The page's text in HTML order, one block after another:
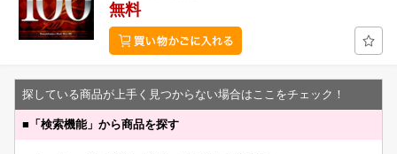
無料
探している商品が上手く見つからない場合はここをチェック！
■ 「検索機能」から商品を探す